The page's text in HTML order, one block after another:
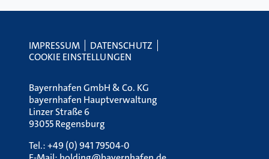
IMPRESSUM
DATENSCHUTZ
COOKIE EINSTELLUNGEN
Bayernhafen GmbH & Co. KG
bayernhafen Hauptverwaltung
Linzer Straße 6
93055 Regensburg
Tel.:+49 (0) 941 79504-0